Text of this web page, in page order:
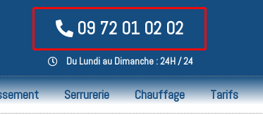
09 72 01 02 02
Du Lundi au Dimanche : 24H / 24
Serrurerie Chauffage Tarifs